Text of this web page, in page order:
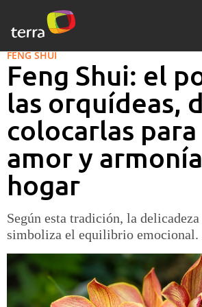
FENG SHUI
Feng Shui: el
las orquídeas,
colocarlas
amor y
hogar
Según esta tradición, la
simboliza el equilibrio emocional.